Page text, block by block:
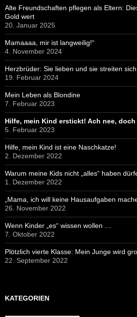
Alte Freundschaften pflegen als Eltern:
Gold wert
20. Januar 2025
Mamaaaa, mir ist langweilig!“
4. November 2024
Herzbrüder: Sie lieben und sie streiten sich
19. Februar 2024
Mein Leben als Blondine
7. Februar 2023
Hilfe, mein Kind erstickt! Ach nee,
5. Februar 2023
Hilfe, mein Kind ist eine Naschkatze!
2. Dezember 2022
Warum meine Kids nicht „alles“ haben
1. Dezember 2022
„Mama, ich will keine Hausaufgaben
26. November 2022
Wenn Kinder „es“ wissen wollen …
7. Oktober 2022
Plötzlich vierte Klasse: Mein Junge wird
22. September 2022
KATEGORIEN